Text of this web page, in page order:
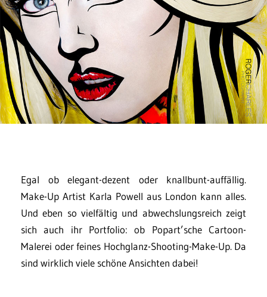
Egal ob elegant-dezent oder knallbunt-auffällig.
Make-Up Artist Karla Powell aus London kann alles.
Und eben so vielfältig und abwechslungsreich zeigt
sich auch ihr Portfolio: ob Popart’sche Cartoon-
Malerei oder feines Hochglanz-Shooting-Make-Up. Da
sind wirklich viele schöne Ansichten dabei!